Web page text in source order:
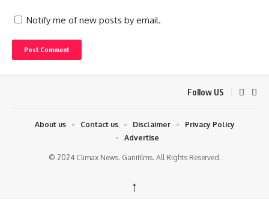
Notify me of new posts by email.
Follow US
© 2024 Climax News. Ganifilms. All Rights Reserved.
About us Contact us Disclaimer
Privacy Policy
Advertise
↑